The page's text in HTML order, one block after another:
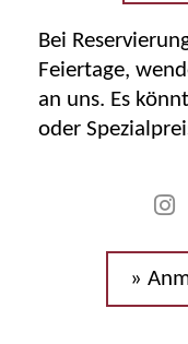
Bei
Feiertage,
an uns. Es
oder
»